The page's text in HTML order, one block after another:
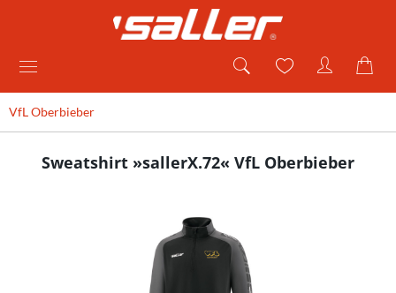
VfL Oberbieber
Sweatshirt »sallerX.72« VfL Oberbieber